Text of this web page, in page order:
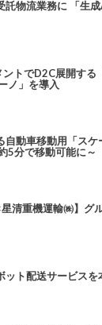
物流業務に 「生成
トでD2C展開する
ノ」を導入
自動車移動用「ス
5分で移動可能に～
清重機運輸㈱】グ
ット配送サービスを